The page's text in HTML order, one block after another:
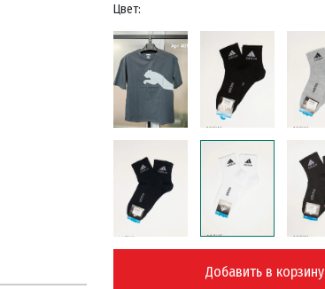
Цвет:
Добавить в корзину